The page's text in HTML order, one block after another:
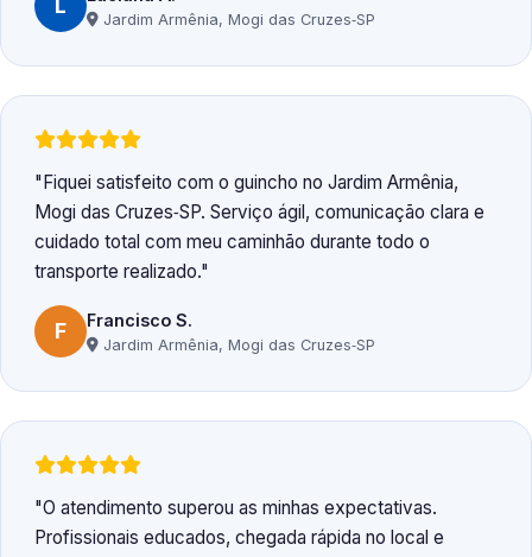
L
Jardim Armênia, Mogi das Cruzes‑SP
Fiquei satisfeito com o guincho no Jardim Armênia,
Mogi das Cruzes‑SP. Serviço ágil, comunicação clara e
cuidado total com meu caminhão durante todo o
transporte realizado.
F Francisco S.
Jardim Armênia, Mogi das Cruzes‑SP
O atendimento superou as minhas expectativas.
Profissionais educados, chegada rápida no local e